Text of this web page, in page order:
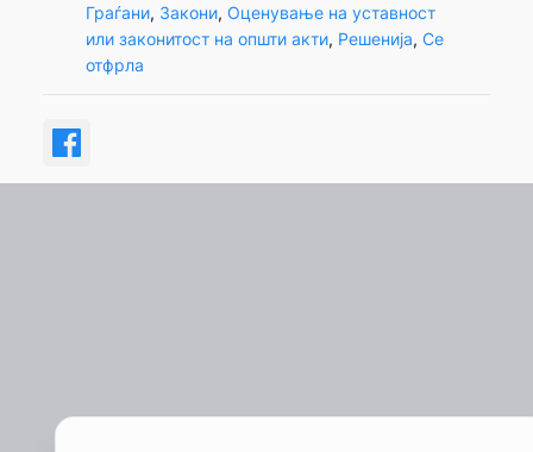
Граѓани, Закони, Оценување на уставност
или законитост на општи акти, Решенија, Се
отфрла